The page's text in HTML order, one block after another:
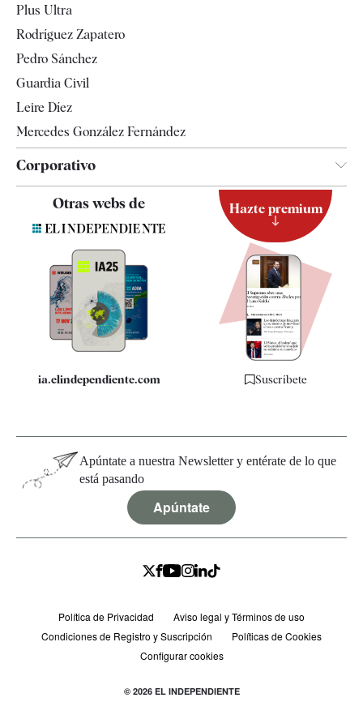
Televisión
Plus Ultra
Rodríguez Zapatero
Pedro Sánchez
Guardia Civil
Leire Díez
Mercedes González Fernández
Corporativo
Contacto
Quiénes somos
Especificaciones
Otras webs de
ia.elindependiente.com
Hazte premium
Suscríbete
Apúntate a nuestra Newsletter y entérate de lo que
está pasando
Apúntate
Política de Privacidad
Aviso legal y Términos de uso
Condiciones de Registro y Suscripción
Políticas de Cookies
Configurar cookies
© 2026 EL INDEPENDIENTE